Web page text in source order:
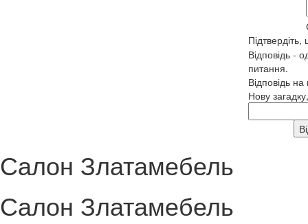
Відповідь -
питання.
Відповідь
Нову
Салон Златамебель
Салон Златамебель